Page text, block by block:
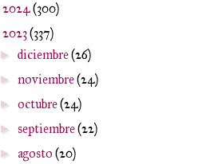
2024(300)
2023(337)
►diciembre(26)
►noviembre(24)
►octubre(24)
►septiembre(22)
► agosto(20)